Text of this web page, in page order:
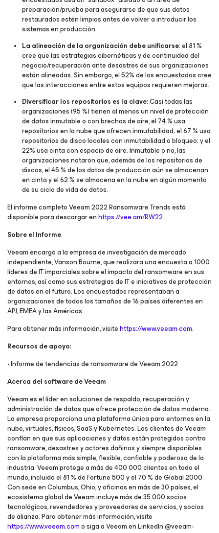
preparación/prueba para asegurarse de que sus datos
restaurados estén limpios antes de volver a introducir los
sistemas en producción.
La alineación de la organización debe unificarse: el 81 %
cree que las estrategias cibernéticas y de continuidad del
negocio/recuperación ante desastres de sus organizaciones
están alineadas. Sin embargo, el 52% de los encuestados cree
que las interacciones entre estos equipos requieren mejoras.
Diversificar los repositorios es la clave:Casi todas las
organizaciones (95 %) tienen al menos un nivel de protección
de datos inmutable o con brechas de aire, el 74 % usa
repositorios en la nube que ofrecen inmutabilidad; el 67 % usa
repositorios de disco locales con inmutabilidad o bloqueo; y el
22% usa cinta con espacio de aire. Inmutable o no, las
organizaciones notaron que, además de los repositorios de
discos, el 45 % de los datos de producción aún se almacenan
en cinta y el 62 % se almacena en la nube en algún momento
de su ciclo de vida de datos.
El informe completo Veeam 2022 Ransomware Trends está
disponible para descargar enhttps://vee.am/RW22
Sobre el Informe
Veeam encargó a la empresa de investigación de mercado
independiente, Vanson Bourne, que realizara una encuesta a 1000
líderes de IT imparciales sobre el impacto del ransomware en sus
entornos, así como sus estrategias de IT e iniciativas de protección
de datos en el futuro. Los encuestados representaban a
organizaciones de todos los tamaños de 16 países diferentes en
APJ, EMEA y las Américas.
Para obtener más información, visitehttps://www.veeam.com.
Recursos de apoyo:
• Informe de tendencias de ransomware de Veeam 2022
Acerca del software de Veeam
Veeam es el líder en soluciones de respaldo, recuperación y
administración de datos que ofrece protección de datos moderna.
La empresa proporciona una plataforma única para entornos en la
nube, virtuales, físicos, SaaS y Kubernetes. Los clientes de Veeam
confían en que sus aplicaciones y datos están protegidos contra
ransomware, desastres y actores dañinos y siempre disponibles
con la plataforma más simple, flexible, confiable y poderosa de la
industria. Veeam protege a más de 400 000 clientes en todo el
mundo, incluido el 81 % de Fortune 500 y el 70 % de Global 2000.
Con sede en Columbus, Ohio, y oficinas en más de 30 países, el
ecosistema global de Veeam incluye más de 35 000 socios
tecnológicos, revendedores y proveedores de servicios, y socios
de alianza. Para obtener más información, visite
https://www.veeam.como siga a Veeam en LinkedIn @veeam-